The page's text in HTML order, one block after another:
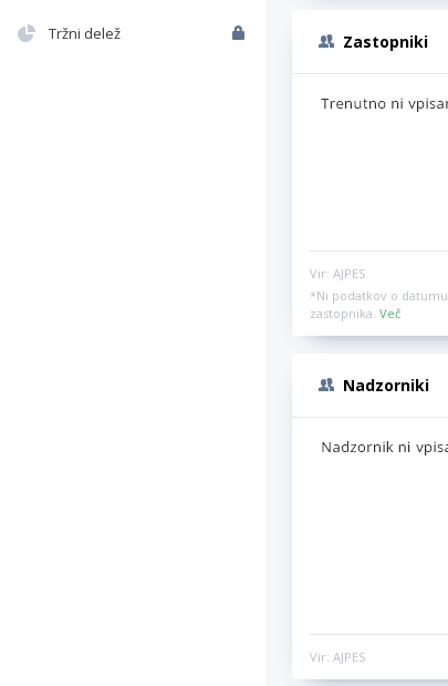
Tržni delež Zastopniki
Vir: AJPES
*Ni podatkov o
zastopnika. Več
Nadzorniki
Vir: AJPES